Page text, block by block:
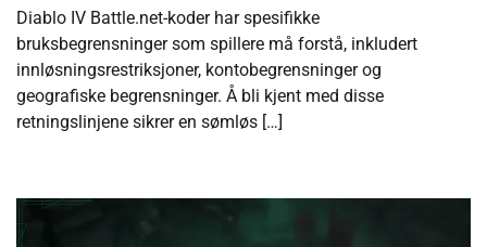
Diablo IV Battle.net-koder har spesifikke
bruksbegrensninger som spillere må forstå, inkludert
innløsningsrestriksjoner, kontobegrensninger og
geografiske begrensninger. Å bli kjent med disse
retningslinjene sikrer en sømløs […]